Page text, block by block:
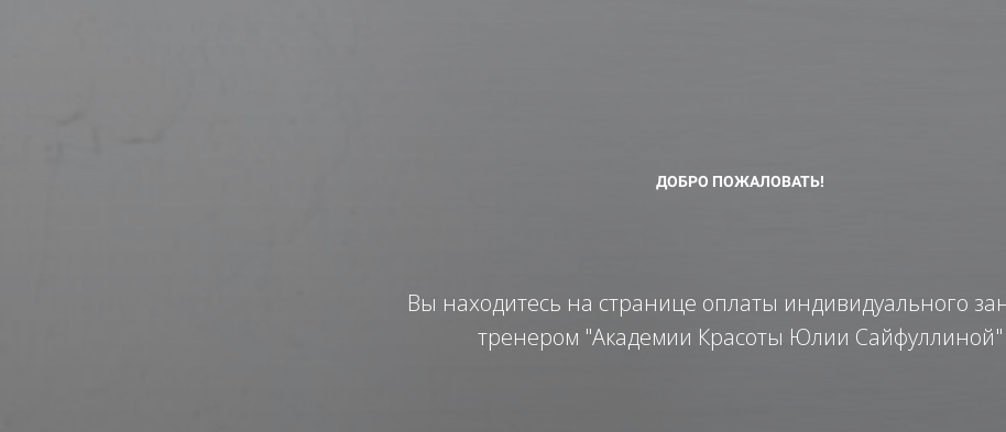
ДОБРО ПОЖАЛОВАТЬ!
Вы находитесь на странице оплаты индивидуального
тренером "Академии Красоты Юлии Сайфуллиной"